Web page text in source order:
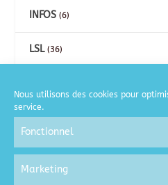
Nous utilisons des cookies pour
service.
Fonctionnel
Marketing
INFOS (6)
LSL(36)
COURSE A PIED(2)
GOLF